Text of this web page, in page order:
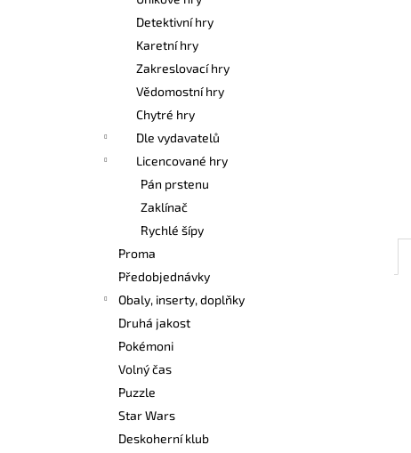
Detektivní hry
Karetní hry
Zakreslovací hry
Vědomostní hry
Chytré hry
Dle vydavatelů
Licencované hry
Pán prstenu
Zaklínač
Rychlé šípy
Proma
Předobjednávky
Obaly, inserty, doplňky
Druhá jakost
Pokémoni
Volný čas
Puzzle
Star Wars
Deskoherní klub
POKÉMON TCG: FIRST PARTNER
ILLUSTRATION COLLECTION - SERIES 3
1 099 Kč